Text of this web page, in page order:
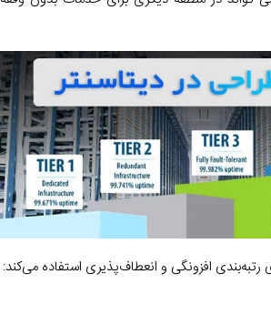
رتبه‌بندی افزونگی و انعطاف‌پذیری استفاده می‌کند: